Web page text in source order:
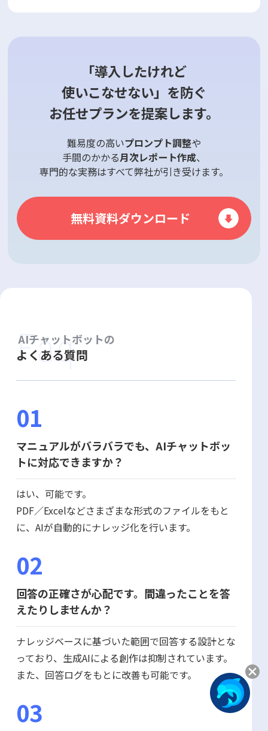
「導入したけれど
使いこなせない」を防ぐ
お任せプランを提案します。
難易度の高いプロンプト調整や
手間のかかる月次レポート作成、
専門的な実務はすべて弊社が引き受けます。
無料資料ダウンロード
AIチャットボットの
よくある質問
Faq
01
マニュアルがバラバラでも、AIチャットボッ
トに対応できますか？
はい、可能です。
PDF／Excelなどさまざまな形式のファイルをもと
に、AIが自動的にナレッジ化を行います。
02
回答の正確さが心配です。間違ったことを答
えたりしませんか？
ナレッジベースに基づいた範囲で回答する設計とな
っており、生成AIによる創作は抑制されています。
また、回答ログをもとに改善も可能です。
03